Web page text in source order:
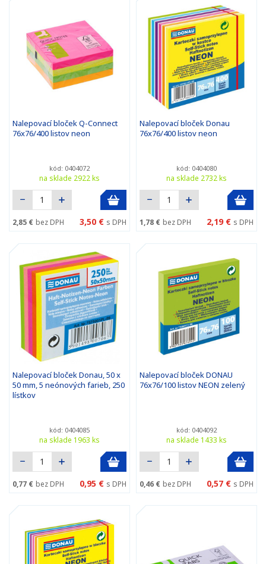
Nalepovací bloček Q-Connect
76x76/400 listov neon
kód: 0404072
na sklade 2922 ks
2,85 € bez DPH 3,50 € s DPH
Nalepovací bloček Donau
76x76/400 listov neon
kód: 0404080
na sklade 2732 ks
1,78 € bez DPH 2,19 € s DPH
Nalepovací bloček Donau, 50 x
50 mm, 5 neónových farieb, 250
lístkov
kód: 0404085
na sklade 1963 ks
0,77 € bez DPH 0,95 € s DPH
Nalepovací bloček DONAU
76x76/100 listov NEON zelený
kód: 0404092
na sklade 1433 ks
0,46 € bez DPH 0,57 € s DPH